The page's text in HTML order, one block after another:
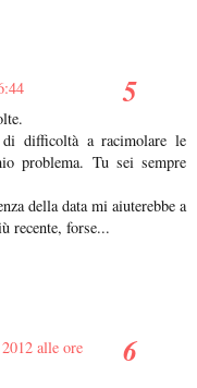
difficoltà a racimolare le
problema. Tu sei sempre
della data mi aiuterebbe a
recente, forse...
alle ore